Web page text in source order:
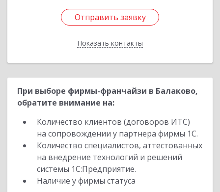
Отправить заявку
Показать контакты
Отправить заявку
Назад
При выборе фирмы-франчайзи в Балаково,
обратите внимание на:
Количество клиентов (договоров ИТС)
на сопровождении у партнера фирмы 1С.
Количество специалистов, аттестованных
на внедрение технологий и решений
системы 1С:Предприятие.
Наличие у фирмы статуса